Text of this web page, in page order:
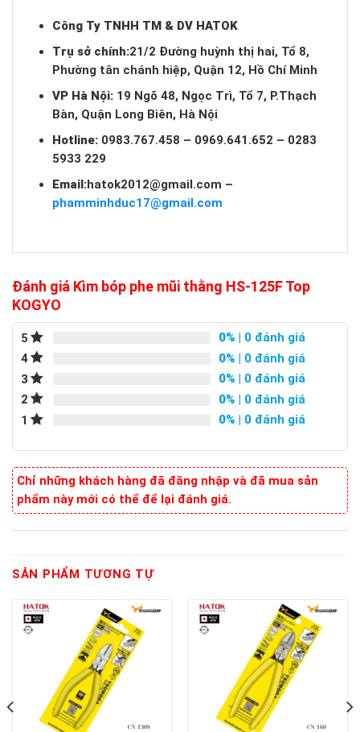
Công Ty TNHH TM & DV HATOK
Trụ sở chính:21/2 Đường huỳnh thị hai, Tổ 8,
Phường tân chánh hiệp, Quận 12, Hồ Chí Minh
VP Hà Nội: 19 Ngõ 48, Ngọc Trì, Tổ 7, P.Thạch
Bàn, Quận Long Biên, Hà Nội
Hotline: 0983.767.458 – 0969.641.652 – 0283
5933 229
Email:hatok2012@gmail.com –
phamminhduc17@gmail.com
Đánh giá Kìm bóp phe mũi thằng HS-125F Top
KOGYO
5 0% | 0 đánh giá
4
0% | 0 đánh giá
3
0% | 0 đánh giá
2
0% | 0 đánh giá
1
0% | 0 đánh giá
Chỉ những khách hàng đã đăng nhập và đã mua sản
phẩm này mới có thể để lại đánh giá.
SẢN PHẨM TƯƠNG TỰ